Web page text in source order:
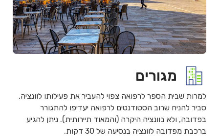
מגורים
למרות שבית הספר לרפואה צפוי להעביר את פעילותו לוונציה,
סביר להניח שרוב הסטודנטים לרפואה יעדיפו להתגורר
בפדובה, ולא בוונציה היקרה (והמאוד תיירותית). ניתן להגיע
ברכבת מפדובה לוונציה בנסיעה של 30 דקות.